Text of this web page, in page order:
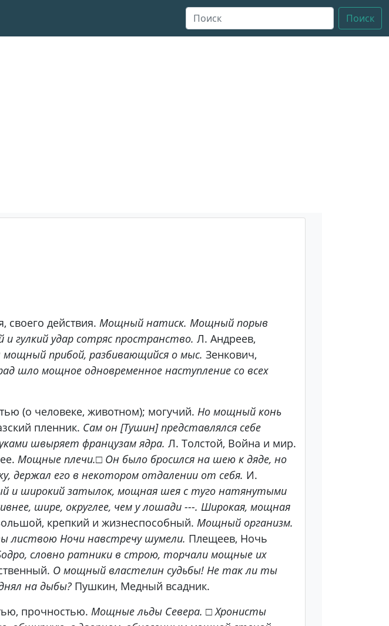
Поиск
своего действия. Мощный натиск. Мощный порыв
гулкий удар сотряс пространство. Л. Андреев,
прибой, разбивающийся о мыс. Зенкович,
шло мощное одновременное наступление со всех
(о человеке, животном); могучий. Но мощный конь
пленник. Сам он [Тушин] представлялся себе
швыряет французам ядра. Л. Толстой, Война и мир.
Мощные плечи.□ Он было бросился на шею к дяде, но
держал его в некотором отдалении от себя. И.
и широкий затылок, мощная шея с туго натянутыми
шире, округлее, чем у лошади ---. Широкая, мощная
крепкий и жизнеспособный. Мощный организм.
листвою Ночи навстречу шумели. Плещеев, Ночь
словно ратники в строю, торчали мощные их
О мощный властелин судьбы! Не так ли ты
на дыбы? Пушкин, Медный всадник.
прочностью. Мощные льды Севера. □Хронисты